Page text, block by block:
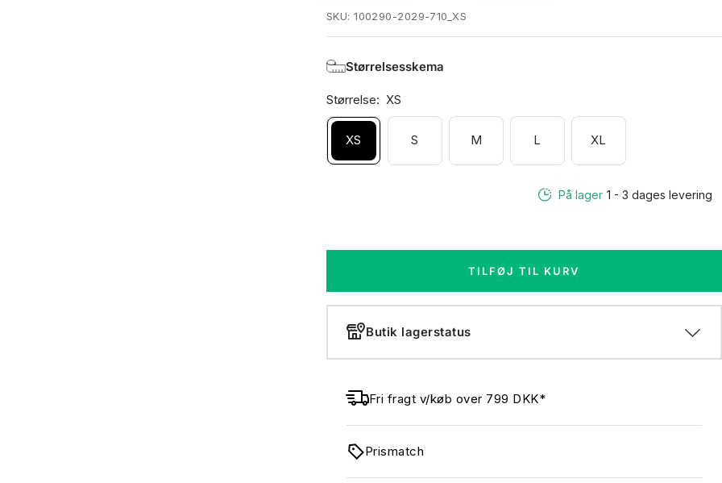
pris
SKU:100290-2029-710_XS
Størrelsesskema
Størrelse: XS
XS S M L XL
På lager 1 - 3 dages levering
TILFØJ TIL KURV
Butik lagerstatus
Fri fragt v/køb over 799 DKK*
Prismatch